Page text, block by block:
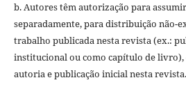
b. Autores têm autorização para
separadamente, para distribuição não-
trabalho publicada nesta revista (ex.:
institucional ou como capítulo de livro),
autoria e publicação inicial nesta revista.